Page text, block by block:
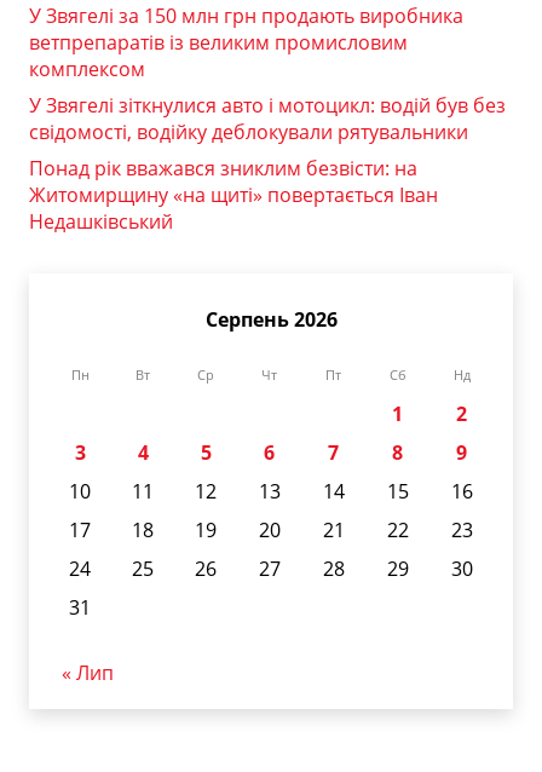
У Звягелі за 150 млн грн продають виробника
ветпрепаратів із великим промисловим
комплексом
У Звягелі зіткнулися авто і мотоцикл: водій був без
свідомості, водійку деблокували рятувальники
Понад рік вважався зниклим безвісти: на
Житомирщину «на щиті» повертається Іван
Недашківський
Серпень 2026
Пн Вт Ср Чт Пт Сб Нд
1
2
3
4 5 6 7 8
9
10
11 12 13 14 15
16
17
18 19 20 21 22
23
24
25 26 27 28 29
30
31
« Лип